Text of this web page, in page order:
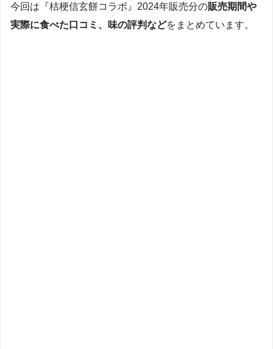
今回は『桔梗信玄餅コラボ』2024年販売分の販売期間や
実際に食べた口コミ、味の評判などをまとめています。